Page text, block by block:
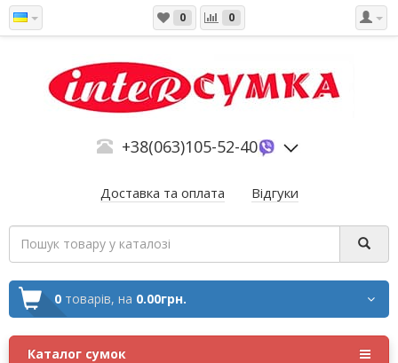
0 0
+38(063)105-52-40
Доставка та оплата Відгуки
0 товарів, на 0.00грн.
Каталог сумок